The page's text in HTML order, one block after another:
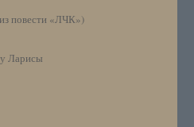
повести «ЛЧК»)
Ларисы